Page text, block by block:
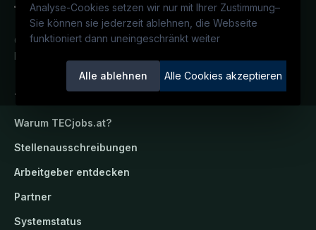
Analyse-Cookies setzen wir nur mit Ihrer Zustimmung–
Sie können sie jederzeit ablehnen, die Webseite
funktioniert dann uneingeschränkt weiter
Alle ablehnen Alle Cookies akzeptieren
Österreichs technisches Karriereportal.
Ein Service der candidatis GmbH.
TECjobs.at
Warum TECjobs.at?
Stellenausschreibungen
Arbeitgeber entdecken
Partner
Systemstatus